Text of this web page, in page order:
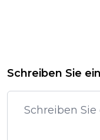
Schreiben Sie